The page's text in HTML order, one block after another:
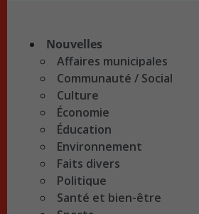
Nouvelles
Affaires municipales
Communauté / Social
Culture
Économie
Éducation
Environnement
Faits divers
Politique
Santé et bien-être